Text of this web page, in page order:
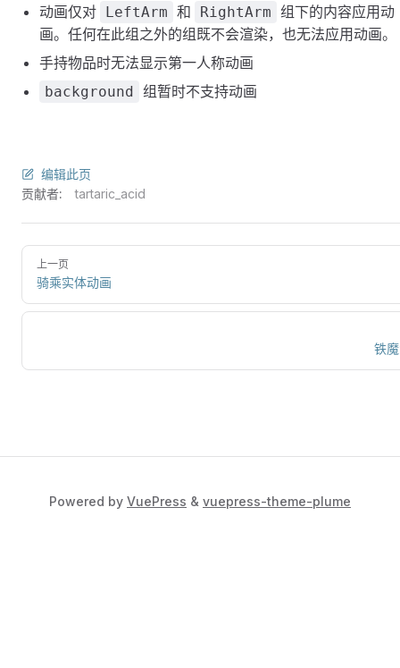
动画仅对
LeftArm 和 RightArm 组下的内容应用动
画。任何在此组之外的组既不会渲染，也无法应用动画。
手持物品时无法显示第一人称动画
background 组暂时不支持动画
编辑此页
贡献者:
tartaric_acid
上一页
骑乘实体动画
铁
Powered by VuePress & vuepress-theme-plume